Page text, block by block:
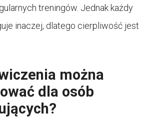
treningów. Jednak każdy
inaczej, dlatego cierpliwość jest
można
dla osób